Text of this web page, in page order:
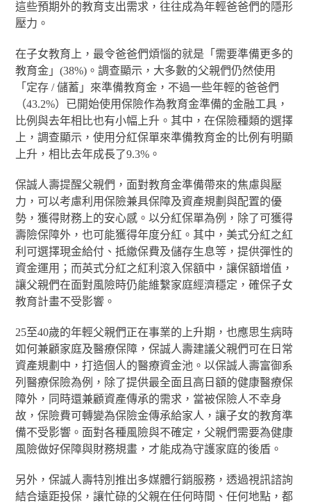
這些預期外的教育支出需求，往往成為年輕爸爸們的隱形
壓力。
在子女教育上，最令爸爸們煩惱的就是「需要準備更多的
教育金」(38%)。調查顯示，大多數的父親們仍然使用
「定存 / 儲蓄」來準備教育金，不過一些年輕的爸爸們
（43.2%）已開始使用保險作為教育金準備的金融工具，
比例與去年相比也有小幅上升。其中，在保險種類的選擇
上，調查顯示，使用分紅保單來準備教育金的比例有明顯
上升，相比去年成長了9.3%。
保誠人壽提醒父親們，面對教育金準備帶來的焦慮與壓
力，可以考慮利用保險兼具保障及資產規劃與配置的優
勢，獲得財務上的安心感。以分紅保單為例，除了可獲得
壽險保障外，也可能獲得年度分紅。其中，美式分紅之紅
利可選擇現金給付、抵繳保費及儲存生息等，提供彈性的
資金運用；而英式分紅之紅利滾入保額中，讓保額增值，
讓父親們在面對風險時仍能維繫家庭經濟穩定，確保子女
教育計畫不受影響。
25至40歲的年輕父親們正在事業的上升期，也應思生病時
如何兼顧家庭及醫療保障，保誠人壽建議父親們可在日常
資產規劃中，打造個人的醫療資金池。以保誠人壽富御系
列醫療保險為例，除了提供最全面且高日額的健康醫療保
障外，同時還兼顧資產傳承的需求，當被保險人不幸身
故，保險費可轉變為保險金傳承給家人，讓子女的教育準
備不受影響。面對各種風險與不確定，父親們需要為健康
風險做好保障與財務規畫，才能成為守護家庭的後盾。
另外，保誠人壽特別推出多媒體行銷服務，透過視訊諮詢
結合遠距投保，讓忙碌的父親在任何時間、任何地點，都